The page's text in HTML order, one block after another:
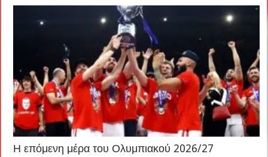
Η επόμενη μέρα του Ολυμπιακού 2026/27